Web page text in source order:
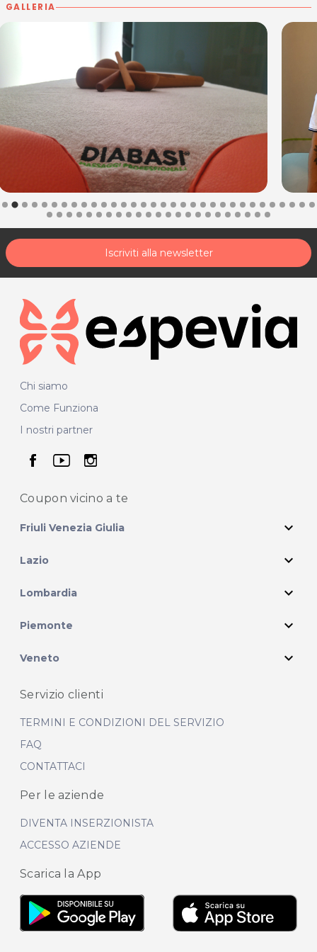
GALLERIA
Iscriviti alla newsletter
Chi siamo
Come Funziona
I nostri partner
seguici su facebook
seguici su youtube
seguici su instagram
Coupon vicino a te
Friuli Venezia Giulia expand_more
Lazio expand_more
Lombardia expand_more
Piemonte expand_more
Veneto expand_more
Servizio clienti
TERMINI E CONDIZIONI DEL SERVIZIO
FAQ
CONTATTACI
Per le aziende
DIVENTA INSERZIONISTA
ACCESSO AZIENDE
Scarica la App